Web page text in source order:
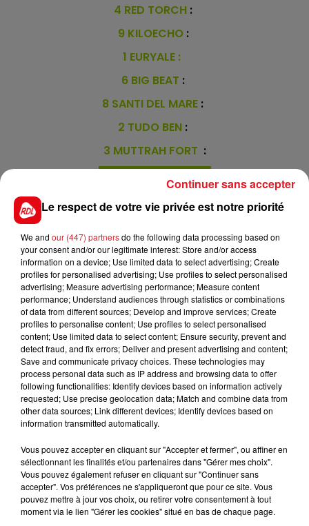
4 RED TORCH :
9 KILOECHO :
1 EURYALE :
6 BIG BEAT :
8 SANTI DEL MARE :
2 TUDO BEN :
3 MUTTRAH FORT :
En direct des pistes
FIL D'ACTUS
15 juillet 2026
BÉTHUNE: ENQUÊTE POUR HOMICIDE
VOLONTAIRE EN COURS, APRÈS LA...
Selon les premiers éléments, le logement servait
Le respect de votre vie privée est notre priorité
We and our (447) partnersdo the following data processing based on
your consent and/or our legitimate interest: Store and/or access
information on a device; Use limited data to select advertising; Create
profiles for personalised advertising; Use profiles to select personalised
advertising; Measure advertising performance; Measure content
performance; Understand audiences through statistics or combinations
of data from different sources; Develop and improve services; Create
profiles to personalise content; Use profiles to select personalised
content; Use limited data to select content; Ensure security, prevent and
detect fraud, and fix errors; Deliver and present advertising and content;
Save and communicate privacy choices. These technologies may
process personal data such as IP address and browsing data to offer
following functionalities: Identify devices based on information actively
requested; Use precise geolocation data; Match and combine data from
other data sources; Link different devices; Identify devices based on
information transmitted automatically.
Vous pouvez accepter en cliquant sur "Accepter et fermer", ou affiner en
sélectionnant les finalités et/ou partenaires dans "Gérer mes choix".
Vous pouvez également refuser en cliquant sur "Continuer sans
accepter". Vos préférences ne s'appliqueront que pour ce site. Vous
pouvez mettre à jour vos choix, ou retirer votre consentement à tout
moment via le lien "Gérer les cookies" situé en bas de chaque page.
Continuer sans accepter